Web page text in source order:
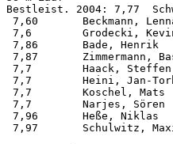
Bestleist. 2004: 7,77
7,60       Beckmann,
7,6        Grodecki,
7,86       Bade, Henrik
7,87       Zimmermann,
7,7        Haack,
7,7        Heini, Jan-
7,7        Koschel, Mats
7,7        Narjes,
7,96       Heße, Niklas
7,97       Schulwitz,